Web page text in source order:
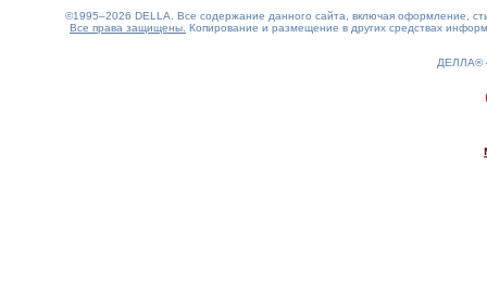
©1995–2026 DELLA. Все содержание данного сайта, включая оформление,
Все права защищены. Копирование и размещение в других средствах